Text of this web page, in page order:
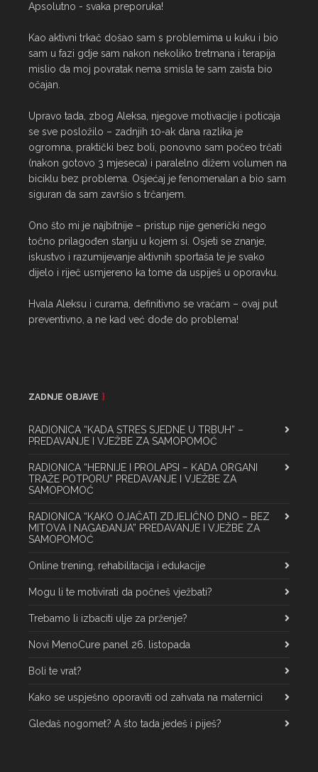
Apsolutno - svaka preporuka!
Kao aktivni trkač došao sam s problemima u kuku i bio
sam u fazi gdje sam nakon nekoliko tretmana i terapija
mislio da moj povratak nema smisla te sam zaista bio
očajan.
Upravo tada, zbog Aleksa, njegove motivacije i poticaja
se sve posložilo – zadnjih 10-ak dana razlika je
ogromna, praktički bez boli, ponovno sam počeo trčati
(nakon gotovo 3 mjeseca) i paralelno dižem volumen na
biciklu bez problema. Osjećaj je fenomenalan a bio sam
siguran da sam završio s trčanjem.
Ono što mi je najbitnije – pristup nije generički nego
točno prilagođen stanju u kojem si. Osjeti se znanje,
iskustvo i razumijevanje aktivnih sportaša te je svako
dijelo i riječ usmjereno ka tome da uspiješ u oporavku.
Hvala Aleksu i curama, definitivno se vraćam – ovaj put
preventivno, a ne kad već dođe do problema!
ZADNJE OBJAVE
RADIONICA “KADA STRES SJEDNE U TRBUH” –
PREDAVANJE I VJEŽBE ZA SAMOPOMOĆ
RADIONICA “HERNIJE I PROLAPSI – KADA ORGANI
TRAŽE POTPORU” PREDAVANJE I VJEŽBE ZA
SAMOPOMOĆ
RADIONICA “KAKO OJAČATI ZDJELIČNO DNO – BEZ
MITOVA I NAGAĐANJA” PREDAVANJE I VJEŽBE ZA
SAMOPOMOĆ
Online trening, rehabilitacija i edukacije
Mogu li te motivirati da počneš vježbati?
Trebamo li izbaciti ulje za prženje?
Novi MenoCure panel 26. listopada
Boli te vrat?
Kako se uspješno oporaviti od zahvata na maternici
Gledaš nogomet? A što tada jedeš i piješ?